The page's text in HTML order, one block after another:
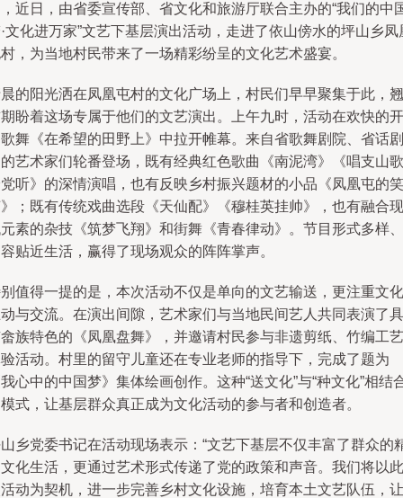
近日，由省委宣传部、省文化和旅游厅联合主办的“我们的中
文化进万家”文艺下基层演出活动，走进了依山傍水的坪山乡凤
，为当地村民带来了一场精彩纷呈的文化艺术盛宴。
的阳光洒在凤凰屯村的文化广场上，村民们早早聚集于此，翘
盼着这场专属于他们的文艺演出。上午九时，活动在欢快的开
舞《在希望的田野上》中拉开帷幕。来自省歌舞剧院、省话剧
艺术家们轮番登场，既有经典红色歌曲《南泥湾》《唱支山歌
听》的深情演唱，也有反映乡村振兴题材的小品《凤凰屯的笑
；既有传统戏曲选段《天仙配》《穆桂英挂帅》，也有融合现
素的杂技《筑梦飞翔》和街舞《青春律动》。节目形式多样、
贴近生活，赢得了现场观众的阵阵掌声。
值得一提的是，本次活动不仅是单向的文艺输送，更注重文化
与交流。在演出间隙，艺术家们与当地民间艺人共同表演了具
族特色的《凤凰盘舞》，并邀请村民参与非遗剪纸、竹编工艺
活动。村里的留守儿童还在专业老师的指导下，完成了题为
心中的中国梦》集体绘画创作。这种“送文化”与“种文化”相结
式，让基层群众真正成为文化活动的参与者和创造者。
乡党委书记在活动现场表示：“文艺下基层不仅丰富了群众的
化生活，更通过艺术形式传递了党的政策和声音。我们将以此
动为契机，进一步完善乡村文化设施，培育本土文艺队伍，让